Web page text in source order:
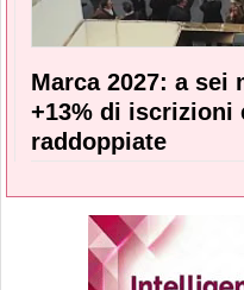
Marca 2027: a sei
+13% di iscrizioni
raddoppiate